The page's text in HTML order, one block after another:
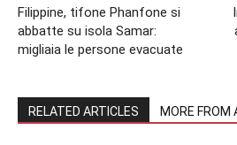
Filippine, tifone Phanfone si
abbatte su isola Samar:
migliaia le persone evacuate
RELATED ARTICLES MORE FROM